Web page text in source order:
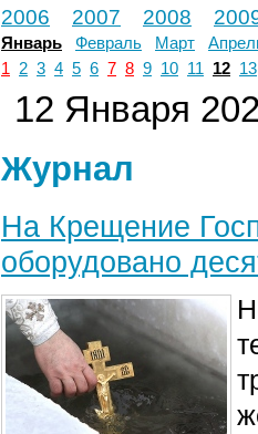
2006 2007 2008
Январь Февраль Март
1
2 3 4 5 6 7 8 9 10 11 12 13
12 Января
Журнал
На Крещение
оборудовано